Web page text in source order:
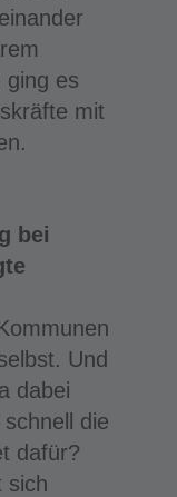
ging es
mit
bei
Und
dabei
die
dafür?
sich